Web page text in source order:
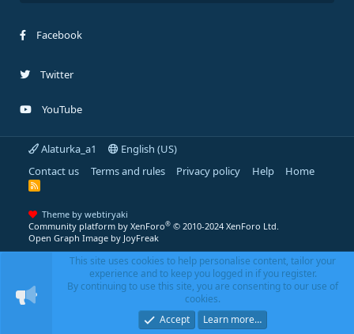
Facebook
Twitter
YouTube
Alaturka_a1
English (US)
Contact us
Terms and rules Privacy policy Help Home
R
Theme by webtiryaki
Community platform by XenForo® © 2010-2024 XenForo Ltd.
Open Graph Image by JoyFreak
This site uses cookies to help personalise content, tailor your
experience and to keep you logged in if you register.
By continuing to use this site, you are consenting to our use of
cookies.
Accept
Learn more…